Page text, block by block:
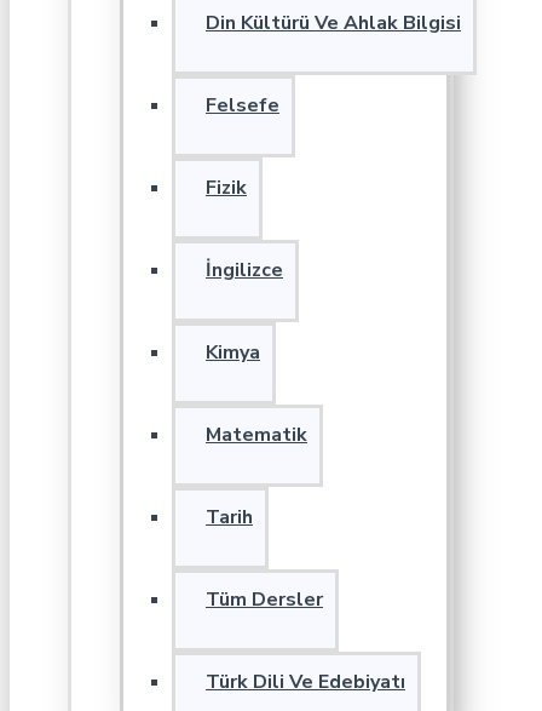
Din Kültürü Ve Ahlak Bilgisi
Felsefe
Fizik
İngilizce
Kimya
Matematik
Tarih
Tüm Dersler
Türk Dili Ve Edebiyatı